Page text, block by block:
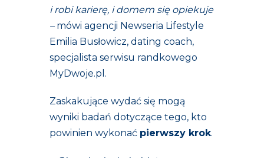
i robi karierę, i domem się opiekuje
– mówi agencji Newseria Lifestyle
Emilia Busłowicz, dating coach,
specjalista serwisu randkowego
MyDwoje.pl.
Zaskakujące wydać się mogą
wyniki badań dotyczące tego, kto
powinien wykonać pierwszy krok.